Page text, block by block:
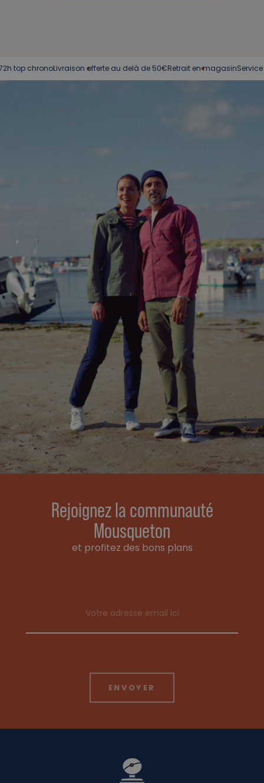
Livraison offerte au delà de 50€Retrait en magasinService client à
Rejoignez la communauté
Mousqueton
et profitez des bons plans